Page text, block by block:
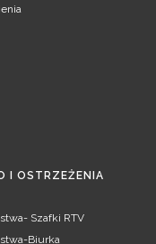
I OSTRZEŻENIA
Szafki RTV
Biurka